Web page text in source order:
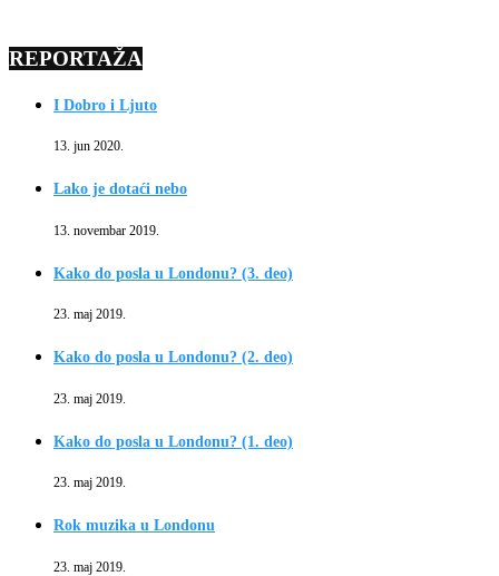
REPORTAŽA
I Dobro i Ljuto
13. jun 2020.
Lako je dotaći nebo
13. novembar 2019.
Kako do posla u Londonu? (3. deo)
23. maj 2019.
Kako do posla u Londonu? (2. deo)
23. maj 2019.
Kako do posla u Londonu? (1. deo)
23. maj 2019.
Rok muzika u Londonu
23. maj 2019.